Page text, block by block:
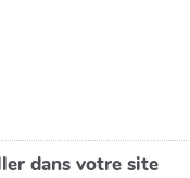
dans votre site